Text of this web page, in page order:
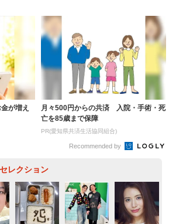
が増え
月々500円からの共済 入院・手術・死
亡を85歳まで保障
PR(愛知県共済生活協同組合)
Recommended by
レクション